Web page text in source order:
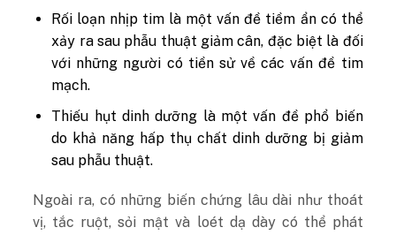
Rối loạn nhịp tim là một vấn đề tiềm ẩn có thể
xảy ra sau phẫu thuật giảm cân, đặc biệt là đối
với những người có tiền sử về các vấn đề tim
mạch.
Thiếu hụt dinh dưỡng là một vấn đề phổ biến
do khả năng hấp thụ chất dinh dưỡng bị giảm
sau phẫu thuật.
Ngoài ra, có những biến chứng lâu dài như thoát
vị, tắc ruột, sỏi mật và loét dạ dày có thể phát